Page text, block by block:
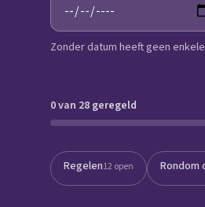
Zonder datum heeft geen
0 van 28 geregeld
Regelen12 open Rondom